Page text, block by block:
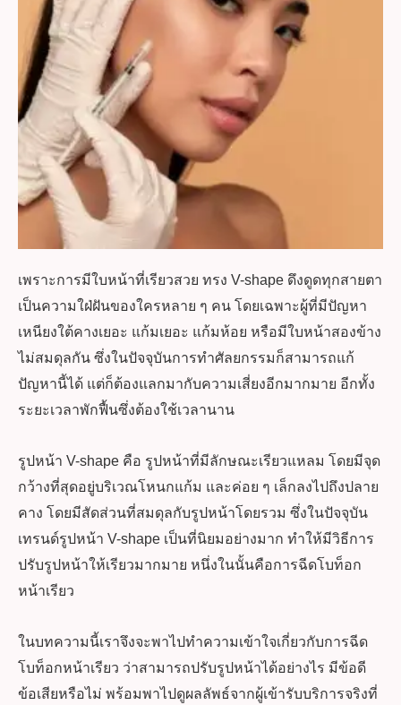
เพราะการมีใบหน้าที่เรียวสวย ทรง V-shape ดึงดูดทุกสายตา
เป็นความใฝ่ฝันของใครหลาย ๆ คน โดยเฉพาะผู้ที่มีปัญหา
เหนียงใต้คางเยอะ แก้มเยอะ แก้มห้อย หรือมีใบหน้าสองข้าง
ไม่สมดุลกัน ซึ่งในปัจจุบันการทำศัลยกรรมก็สามารถแก้
ปัญหานี้ได้ แต่ก็ต้องแลกมากับความเสี่ยงอีกมากมาย อีกทั้ง
ระยะเวลาพักฟื้นซึ่งต้องใช้เวลานาน
รูปหน้า V-shape คือ รูปหน้าที่มีลักษณะเรียวแหลม โดยมีจุด
กว้างที่สุดอยู่บริเวณโหนกแก้ม และค่อย ๆ เล็กลงไปถึงปลาย
คาง โดยมีสัดส่วนที่สมดุลกับรูปหน้าโดยรวม ซึ่งในปัจจุบัน
เทรนด์รูปหน้า V-shape เป็นที่นิยมอย่างมาก ทำให้มีวิธีการ
ปรับรูปหน้าให้เรียวมากมาย หนึ่งในนั้นคือการฉีดโบท็อก
หน้าเรียว
ในบทความนี้เราจึงจะพาไปทำความเข้าใจเกี่ยวกับการฉีด
โบท็อกหน้าเรียว ว่าสามารถปรับรูปหน้าได้อย่างไร มีข้อดี
ข้อเสียหรือไม่ พร้อมพาไปดูผลลัพธ์จากผู้เข้ารับบริการจริงที่